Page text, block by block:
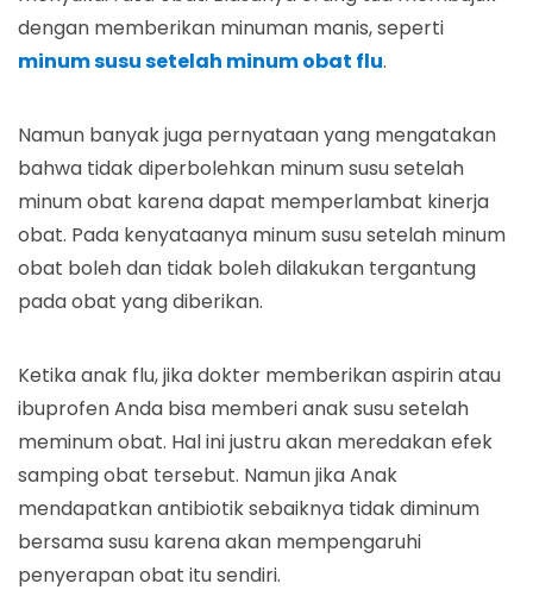
dengan memberikan minuman manis, seperti
minum susu setelah minum obat flu.
Namun banyak juga pernyataan yang mengatakan
bahwa tidak diperbolehkan minum susu setelah
minum obat karena dapat memperlambat kinerja
obat. Pada kenyataanya minum susu setelah minum
obat boleh dan tidak boleh dilakukan tergantung
pada obat yang diberikan.
Ketika anak flu, jika dokter memberikan aspirin atau
ibuprofen Anda bisa memberi anak susu setelah
meminum obat. Hal ini justru akan meredakan efek
samping obat tersebut. Namun jika Anak
mendapatkan antibiotik sebaiknya tidak diminum
bersama susu karena akan mempengaruhi
penyerapan obat itu sendiri.